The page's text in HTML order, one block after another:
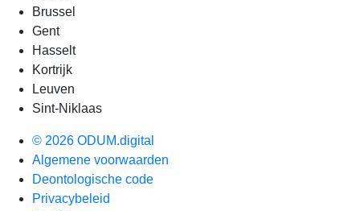
Brussel
Gent
Hasselt
Kortrijk
Leuven
Sint-Niklaas
© 2026 ODUM.digital
Algemene voorwaarden
Deontologische code
Privacybeleid